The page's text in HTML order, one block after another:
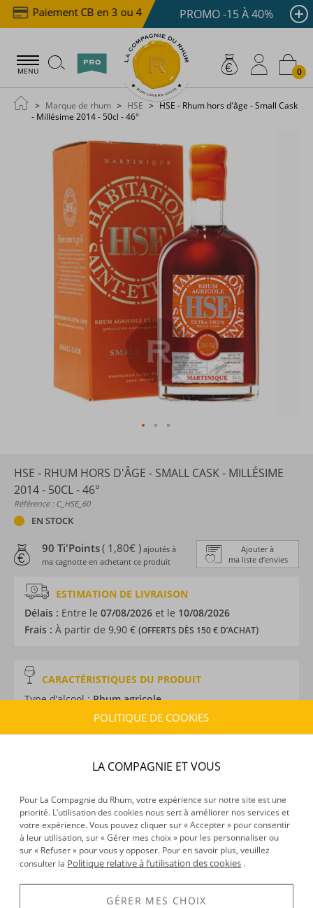
Paiement CB en 3 ou 4x dès 100 € Livraison
PROMO -15 À 40%
MENU 0
Marque de rhum HSE
HSE - Rhum hors d'âge - Small Cask
- Millésime 2014 - 50cl - 46°
HSE - RHUM HORS D'ÂGE - SMALL CASK - MILLÉSIME
2014 - 50CL - 46°
Référence : C_HSE_60
EN STOCK
Ajouter à
ma liste d’envies
90 Ti'Points( 1,80€ ) ajoutés à
ma cagnotte en achetant ce produit
ESTIMATION DE LIVRAISON
Délais : Entre le 07/08/2026 et le 10/08/2026
Frais : À partir de 9,90 € (OFFERTS DÈS 150 € D’ACHAT)
CARACTÉRISTIQUES DU PRODUIT
Type d’alcool :Rhum agricole
Martinique
Label :AOC
Environnement de vieillissement :Tropical
Volume :50CL
Degré :46°
Médailles :Or dans la cat. Rhum single cask / millésimé
Brut de fût et Argent 2026 au Rhum Fest Awards,
Argent 2024 au Spirits Selection, Or 2024 Concours
Général Agricole de Paris, Or 2021 et 2022 Spirits
Selection by Concours Mondial de Bruxelles
POLITIQUE DE COOKIES
LA COMPAGNIE ET VOUS
Pour La Compagnie du Rhum, votre expérience sur notre site est une
priorité. L’utilisation des cookies nous sert à améliorer nos services et
votre expérience. Vous pouvez cliquer sur « Accepter » pour consentir
à leur utilisation, sur « Gérer mes choix » pour les personnaliser ou
sur « Refuser » pour vous y opposer. Pour en savoir plus, veuillez
consulter la Politique relative à l’utilisation des cookies .
GÉRER MES CHOIX